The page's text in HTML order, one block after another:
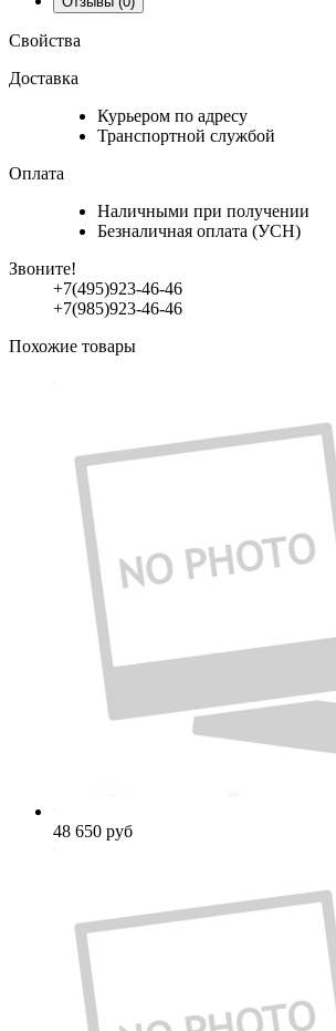
Свойства
Доставка
Курьером по адресу
Транспортной службой
Оплата
Наличными при получении
Безналичная оплата (УСН)
Звоните!
+7(495)923-46-46
+7(985)923-46-46
Похожие товары
48 650 руб